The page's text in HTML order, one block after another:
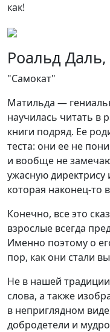
как!
Роальд
"Самокат"
Матильда —
научилась читать в
книги подряд. Ее
теста: они ее не
и вообще не
ужасную
которая наконец-то
Конечно, все это
взрослые всегда
Именно поэтому о
пор, как они стали
Не в нашей
слова, а также
в неприглядном
добродетели и